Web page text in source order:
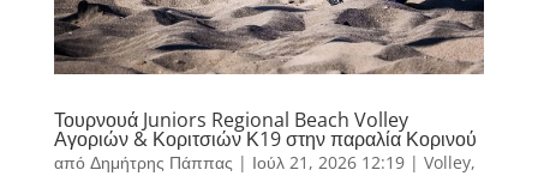
Τουρνουά Juniors Regional Beach Volley
Αγοριών & Κοριτσιών Κ19 στην παραλία Κορινού
από Δημήτρης Πάππας | Ιούλ 21, 2026 12:19| Volley,